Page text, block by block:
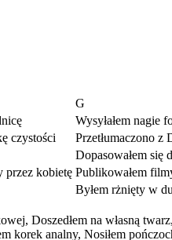
G
Wysyłałem nagie
czystości Przetłumaczono z
Dopasowałem się
przez kobietę Publikowałem
Byłem rżnięty w
Doszedłem na własną twarz,
korek analny, Nosiłem